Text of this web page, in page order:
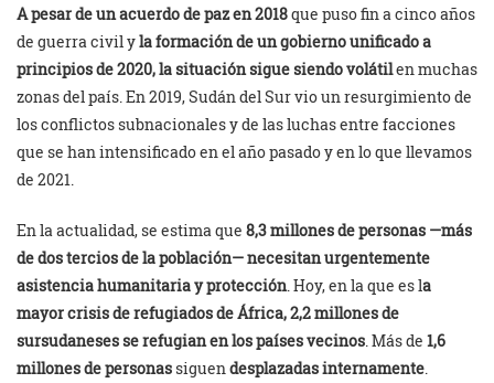
A pesar de un acuerdo de paz en 2018que puso fin a cinco años
de guerra civil yla formación de un gobierno unificado a
principios de 2020, la situación sigue siendo volátilen muchas
zonas del país. En 2019, Sudán del Sur vio un resurgimiento de
los conflictos subnacionales y de las luchas entre facciones
que se han intensificado en el año pasado y en lo que llevamos
de 2021.
En la actualidad, se estima que 8,3 millones de personas —más
de dos tercios de la población— necesitan urgentemente
asistencia humanitaria y protección. Hoy, en la que es la
mayor crisis de refugiados de África, 2,2 millones de
sursudaneses se refugian en los países vecinos. Más de 1,6
millones de personassiguendesplazadas internamente.